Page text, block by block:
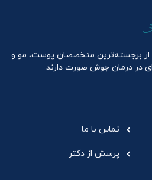
از برجسته‌ترین متخصصان پوست، مو و
در درمان جوش صورت دارند
تماس با ما
پرسش از دکتر